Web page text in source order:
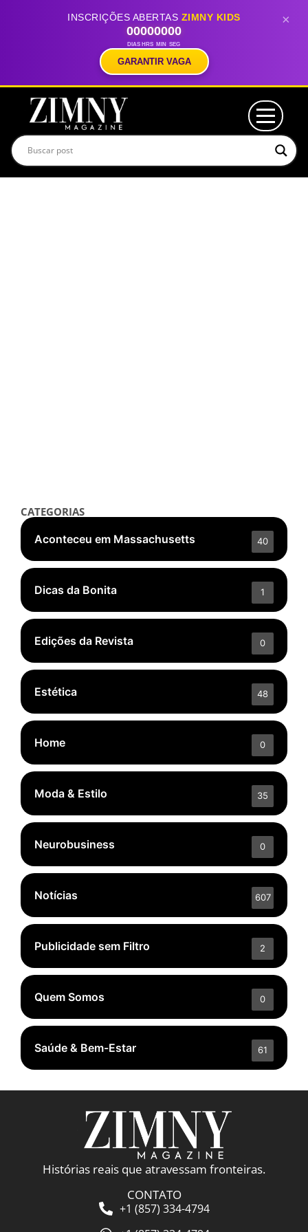
INSCRIÇÕES ABERTAS ZIMNY KIDS
00
DIAS
00
HRS
00
MIN
00
SEG
GARANTIR VAGA
×
CATEGORIAS
Aconteceu em Massachusetts
40
Dicas da Bonita 1
Edições da Revista 0
Estética 48
Home 0
Moda & Estilo 35
Neurobusiness 0
Notícias 607
Publicidade sem Filtro 2
Quem Somos 0
Saúde & Bem-Estar 61
Histórias reais que atravessam fronteiras.
CONTATO
+1 (857) 334-4794